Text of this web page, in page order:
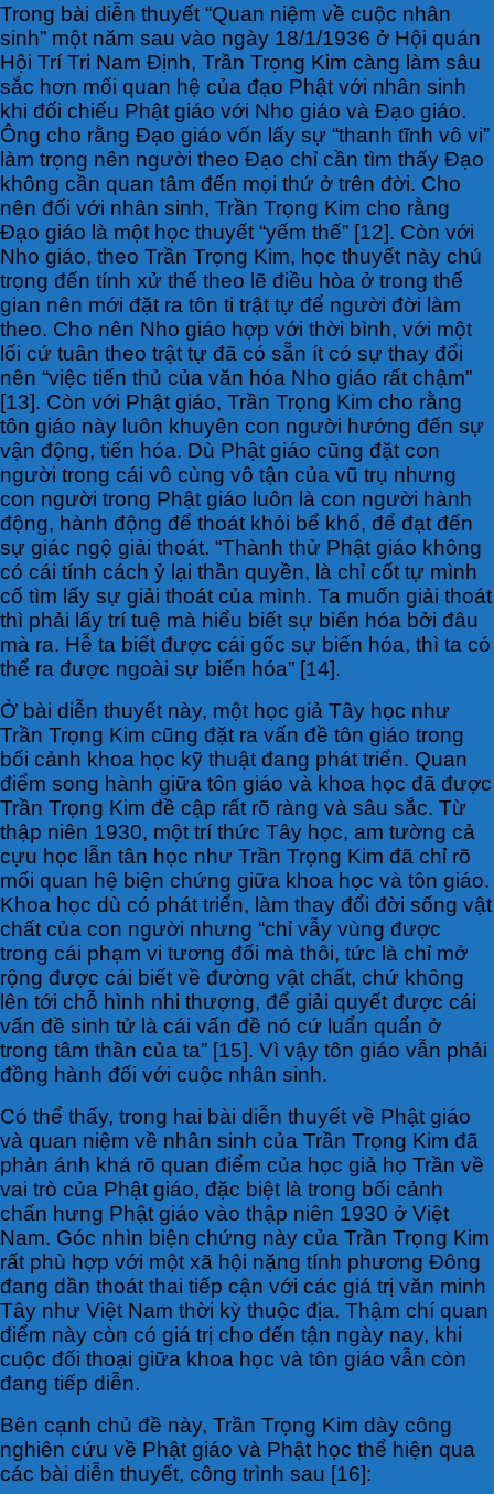
Trong bài diễn thuyết “Quan niệm về cuộc nhân
sinh” một năm sau vào ngày 18/1/1936 ở Hội quán
Hội Trí Tri Nam Định, Trần Trọng Kim càng làm sâu
sắc hơn mối quan hệ của đạo Phật với nhân sinh
khi đối chiếu Phật giáo với Nho giáo và Đạo giáo.
Ông cho rằng Đạo giáo vốn lấy sự “thanh tĩnh vô vi”
làm trọng nên người theo Đạo chỉ cần tìm thấy Đạo
không cần quan tâm đến mọi thứ ở trên đời. Cho
nên đối với nhân sinh, Trần Trọng Kim cho rằng
Đạo giáo là một học thuyết “yếm thế” [12]. Còn với
Nho giáo, theo Trần Trọng Kim, học thuyết này chú
trọng đến tính xử thế theo lẽ điều hòa ở trong thế
gian nên mới đặt ra tôn ti trật tự để người đời làm
theo. Cho nên Nho giáo hợp với thời bình, với một
lối cứ tuân theo trật tự đã có sẵn ít có sự thay đổi
nên “việc tiến thủ của văn hóa Nho giáo rất chậm”
[13]. Còn với Phật giáo, Trần Trọng Kim cho rằng
tôn giáo này luôn khuyên con người hướng đến sự
vận động, tiến hóa. Dù Phật giáo cũng đặt con
người trong cái vô cùng vô tận của vũ trụ nhưng
con người trong Phật giáo luôn là con người hành
động, hành động để thoát khỏi bể khổ, để đạt đến
sự giác ngộ giải thoát. “Thành thử Phật giáo không
có cái tính cách ỷ lại thần quyền, là chỉ cốt tự mình
cố tìm lấy sự giải thoát của mình. Ta muốn giải thoát
thì phải lấy trí tuệ mà hiểu biết sự biến hóa bởi đâu
mà ra. Hễ ta biết được cái gốc sự biến hóa, thì ta có
thể ra được ngoài sự biến hóa” [14].
Ở bài diễn thuyết này, một học giả Tây học như
Trần Trọng Kim cũng đặt ra vấn đề tôn giáo trong
bối cảnh khoa học kỹ thuật đang phát triển. Quan
điểm song hành giữa tôn giáo và khoa học đã được
Trần Trọng Kim đề cập rất rõ ràng và sâu sắc. Từ
thập niên 1930, một trí thức Tây học, am tường cả
cựu học lẫn tân học như Trần Trọng Kim đã chỉ rõ
mối quan hệ biện chứng giữa khoa học và tôn giáo.
Khoa học dù có phát triển, làm thay đổi đời sống vật
chất của con người nhưng “chỉ vẫy vùng được
trong cái phạm vi tương đối mà thôi, tức là chỉ mở
rộng được cái biết về đường vật chất, chứ không
lên tới chỗ hình nhi thượng, để giải quyết được cái
vấn đề sinh tử là cái vấn đề nó cứ luẩn quẩn ở
trong tâm thần của ta” [15]. Vì vậy tôn giáo vẫn phải
đồng hành đối với cuộc nhân sinh.
Có thể thấy, trong hai bài diễn thuyết về Phật giáo
và quan niệm về nhân sinh của Trần Trọng Kim đã
phản ánh khá rõ quan điểm của học giả họ Trần về
vai trò của Phật giáo, đặc biệt là trong bối cảnh
chấn hưng Phật giáo vào thập niên 1930 ở Việt
Nam. Góc nhìn biện chứng này của Trần Trọng Kim
rất phù hợp với một xã hội nặng tính phương Đông
đang dần thoát thai tiếp cận với các giá trị văn minh
Tây như Việt Nam thời kỳ thuộc địa. Thậm chí quan
điểm này còn có giá trị cho đến tận ngày nay, khi
cuộc đối thoại giữa khoa học và tôn giáo vẫn còn
đang tiếp diễn.
Bên cạnh chủ đề này, Trần Trọng Kim dày công
nghiên cứu về Phật giáo và Phật học thể hiện qua
các bài diễn thuyết, công trình sau [16]: